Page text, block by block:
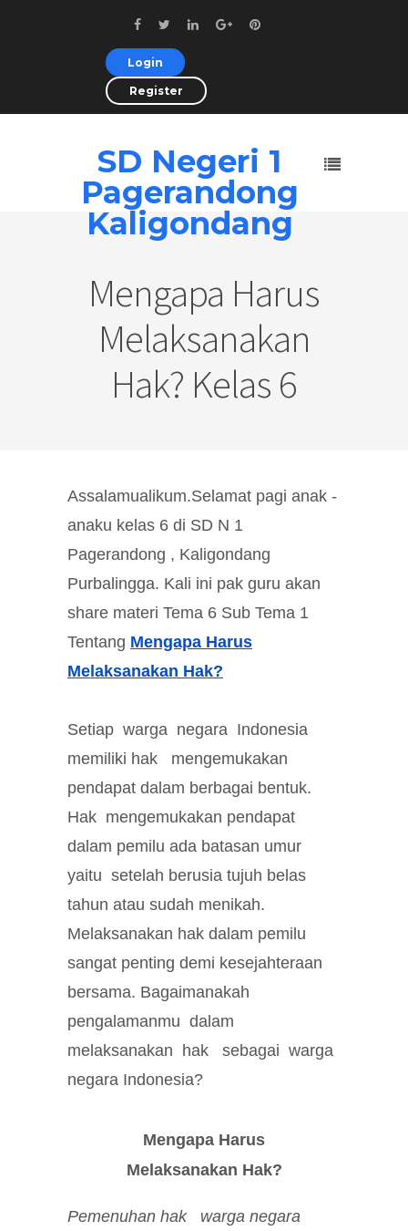
Login
Register
SD Negeri 1
Pagerandong
Kaligondang
Mengapa Harus
Melaksanakan
Hak? Kelas 6
Assalamualikum.Selamat pagi anak -
anaku kelas 6 di SD N 1
Pagerandong , Kaligondang
Purbalingga. Kali ini pak guru akan
share materi Tema 6 Sub Tema 1
Tentang Mengapa Harus
Melaksanakan Hak?
Setiap warga negara Indonesia
memiliki hak mengemukakan
pendapat dalam berbagai bentuk.
Hak mengemukakan pendapat
dalam pemilu ada batasan umur
yaitu setelah berusia tujuh belas
tahun atau sudah menikah.
Melaksanakan hak dalam pemilu
sangat penting demi kesejahteraan
bersama. Bagaimanakah
pengalamanmu dalam
melaksanakan hak sebagai warga
negara Indonesia?
Mengapa Harus
Melaksanakan Hak?
Pemenuhan hak warga negara